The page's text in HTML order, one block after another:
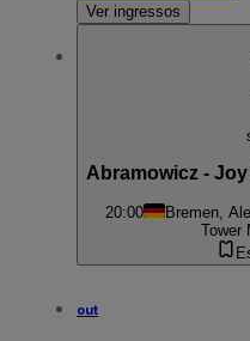
Ver ingressos
Abramowicz -
20:00 Bremen,
Tower
out